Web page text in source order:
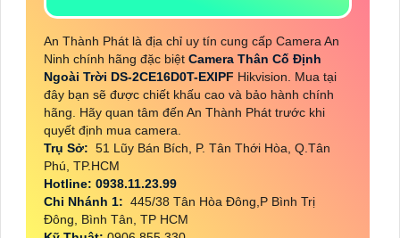
An Thành Phát là địa chỉ uy tín cung cấp Camera An
Ninh chính hãng đặc biệt Camera Thân Cố Định
Ngoài Trời DS-2CE16D0T-EXIPF Hikvision. Mua tại
đây bạn sẽ được chiết khấu cao và bảo hành chính
hãng. Hãy quan tâm đến An Thành Phát trước khi
quyết định mua camera.
Trụ Sở: 51 Lũy Bán Bích, P. Tân Thới Hòa, Q.Tân
Phú, TP.HCM
Hotline: 0938.11.23.99
Chi Nhánh 1: 445/38 Tân Hòa Đông,P Bình Trị
Đông, Bình Tân, TP HCM